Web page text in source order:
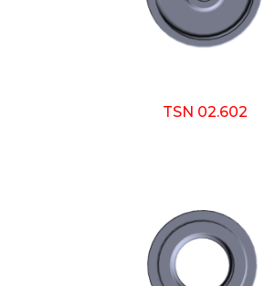
TSN 02.602